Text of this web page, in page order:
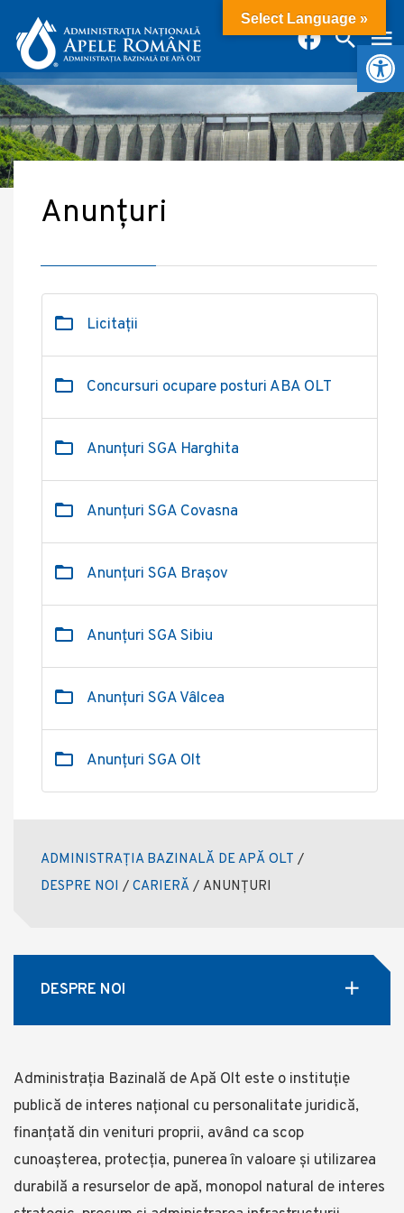
Anunțuri
Licitații
Concursuri ocupare posturi ABA OLT
Anunțuri SGA Harghita
Anunțuri SGA Covasna
Anunțuri SGA Brașov
Anunțuri SGA Sibiu
Anunțuri SGA Vâlcea
Anunțuri SGA Olt
ADMINISTRAȚIA BAZINALĂ DE APĂ OLT /
DESPRE NOI / CARIERĂ / ANUNȚURI
DESPRE NOI
Administrația Bazinală de Apă Olt este o instituție
publică de interes național cu personalitate juridică,
finanțată din venituri proprii, având ca scop
cunoașterea, protecția, punerea în valoare și utilizarea
durabilă a resurselor de apă, monopol natural de interes
Select Language »